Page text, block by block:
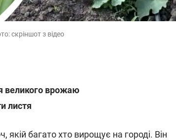
скріншот з відео
великого врожаю
листя
якій багато хто вирощує на городі. Він